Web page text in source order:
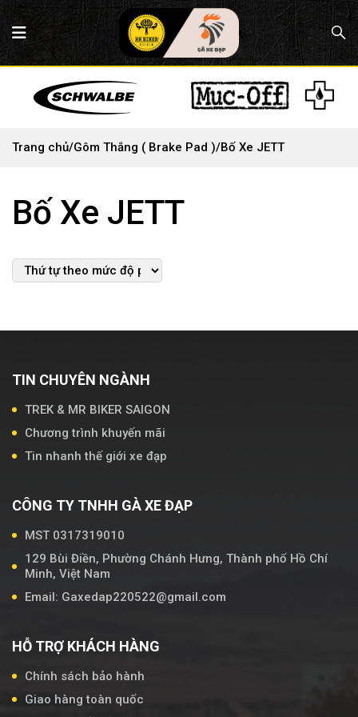
Trang chủ/Gôm Thắng ( Brake Pad )/Bố Xe JETT
Bố Xe JETT
TIN CHUYÊN NGÀNH
TREK & MR BIKER SAIGON
Chương trình khuyến mãi
Tin nhanh thế giới xe đạp
CÔNG TY TNHH GÀ XE ĐẠP
MST 0317319010
129 Bùi Điền, Phường Chánh Hưng, Thành phố Hồ Chí
Minh, Việt Nam
Email: Gaxedap220522@gmail.com
HỖ TRỢ KHÁCH HÀNG
Chính sách bảo hành
Giao hàng toàn quốc